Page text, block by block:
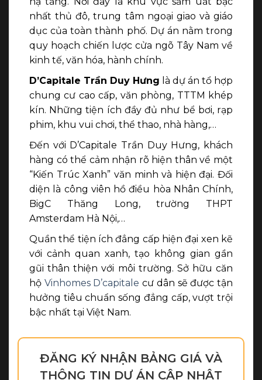
nhất thủ đô, trung tâm ngoại giao và giáo
dục của toàn thành phố. Dự án nằm trong
quy hoạch chiến lược cửa ngõ Tây Nam về
kinh tế, văn hóa, hành chính.
D’Capitale Trần Duy Hưng là dự án tổ hợp
chung cư cao cấp, văn phòng, TTTM khép
kín. Những tiện ích đầy đủ như bể bơi, rạp
phim, khu vui chơi, thể thao, nhà hàng,…
Đến với D’Capitale Trần Duy Hưng, khách
hàng có thể cảm nhận rõ hiện thân về một
“Kiến Trúc Xanh” văn minh và hiện đại. Đối
diện là công viên hồ điều hòa Nhân Chính,
BigC Thăng Long, trường THPT
Amsterdam Hà Nội,…
Quần thể tiện ích đẳng cấp hiện đại xen kẽ
với cảnh quan xanh, tạo không gian gần
gũi thân thiện với môi trường. Sở hữu căn
hộ Vinhomes D’capitale cư dân sẽ được tận
hưởng tiêu chuẩn sống đẳng cấp, vượt trội
bậc nhất tại Việt Nam.
ĐĂNG KÝ NHẬN BẢNG GIÁ VÀ
THÔNG TIN DỰ ÁN CẬP NHẬT